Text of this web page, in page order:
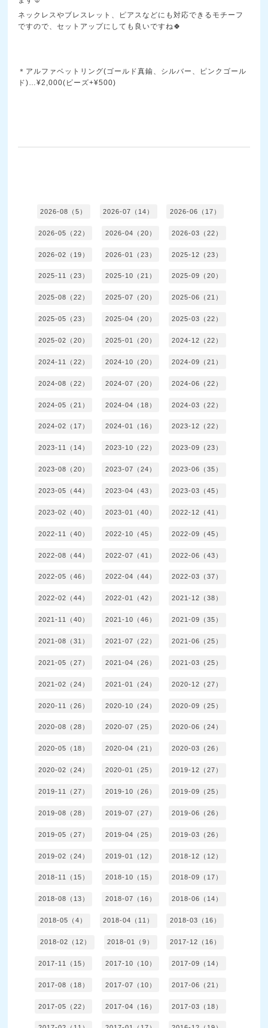
ネックレスやブレスレット、ピアスなどにも対応できるモチーフ
ですので、セットアップにしても良いですね🍀
＊アルファベットリング(ゴールド真鍮、シルバー、ピンクゴール
ド)…¥2,000(ビーズ+¥500)
2026-08（5） 2026-07（14） 2026-06（17）
2026-05（22） 2026-04（20） 2026-03（22）
2026-02（19） 2026-01（23） 2025-12（23）
2025-11（23） 2025-10（21） 2025-09（20）
2025-08（22） 2025-07（20） 2025-06（21）
2025-05（23） 2025-04（20） 2025-03（22）
2025-02（20） 2025-01（20） 2024-12（22）
2024-11（22） 2024-10（20） 2024-09（21）
2024-08（22） 2024-07（20） 2024-06（22）
2024-05（21） 2024-04（18） 2024-03（22）
2024-02（17） 2024-01（16） 2023-12（22）
2023-11（14） 2023-10（22） 2023-09（23）
2023-08（20） 2023-07（24） 2023-06（35）
2023-05（44） 2023-04（43） 2023-03（45）
2023-02（40） 2023-01（40） 2022-12（41）
2022-11（40） 2022-10（45） 2022-09（45）
2022-08（44） 2022-07（41） 2022-06（43）
2022-05（46） 2022-04（44） 2022-03（37）
2022-02（44） 2022-01（42） 2021-12（38）
2021-11（40） 2021-10（46） 2021-09（35）
2021-08（31） 2021-07（22） 2021-06（25）
2021-05（27） 2021-04（26） 2021-03（25）
2021-02（24） 2021-01（24） 2020-12（27）
2020-11（26） 2020-10（24） 2020-09（25）
2020-08（28） 2020-07（25） 2020-06（24）
2020-05（18） 2020-04（21） 2020-03（26）
2020-02（24） 2020-01（25） 2019-12（27）
2019-11（27） 2019-10（26） 2019-09（25）
2019-08（28） 2019-07（27） 2019-06（26）
2019-05（27） 2019-04（25） 2019-03（26）
2019-02（24） 2019-01（12） 2018-12（12）
2018-11（15） 2018-10（15） 2018-09（17）
2018-08（13） 2018-07（16） 2018-06（14）
2018-05（4） 2018-04（11） 2018-03（16）
2018-02（12） 2018-01（9） 2017-12（16）
2017-11（15） 2017-10（10） 2017-09（14）
2017-08（18） 2017-07（10） 2017-06（21）
2017-05（22） 2017-04（16） 2017-03（18）